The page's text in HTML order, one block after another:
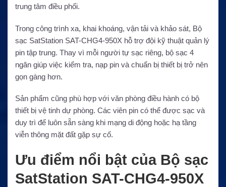
trung tâm điều phối.
Trong công trình xa, khai khoáng, vận tải và khảo sát, Bộ
sạc SatStation SAT-CHG4-950X hỗ trợ đội kỹ thuật quản lý
pin tập trung. Thay vì mỗi người tự sạc riêng, bộ sạc 4
ngăn giúp việc kiểm tra, nạp pin và chuẩn bị thiết bị trở nên
gọn gàng hơn.
Sản phẩm cũng phù hợp với văn phòng điều hành có bộ
thiết bị vệ tinh dự phòng. Các viên pin có thể được sạc và
duy trì để luôn sẵn sàng khi mạng di động hoặc hạ tầng
viễn thông mặt đất gặp sự cố.
Ưu điểm nổi bật của Bộ sạc
SatStation SAT-CHG4-950X